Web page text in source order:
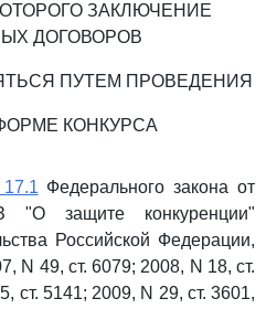
ЗАКЛЮЧЕНИЕ
ДОГОВОРОВ
ПУТЕМ ПРОВЕДЕНИЯ
КОНКУРСА
17.1 Федерального закона от
"О защите конкуренции"
Российской Федерации,
N 49, ст. 6079; 2008, N 18, ст.
ст. 5141; 2009, N 29, ст. 3601,